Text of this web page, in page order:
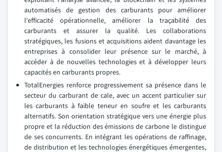
automatisés de gestion des carburants pour améliorer
l'efficacité opérationnelle, améliorer la traçabilité des
carburants et assurer la qualité. Les collaborations
stratégiques, les fusions et acquisitions aident davantage les
entreprises à consolider leur présence sur le marché, à
accéder à de nouvelles technologies et à développer leurs
capacités en carburants propres.
TotalEnergies renforce progressivement sa présence dans le
secteur du carburant de cale, avec un accent particulier sur
les carburants à faible teneur en soufre et les carburants
alternatifs. Son orientation stratégique vers une énergie plus
propre et la réduction des émissions de carbone le distingue
de ses concurrents. En intégrant les opérations de raffinage,
de distribution et les technologies énergétiques émergentes,